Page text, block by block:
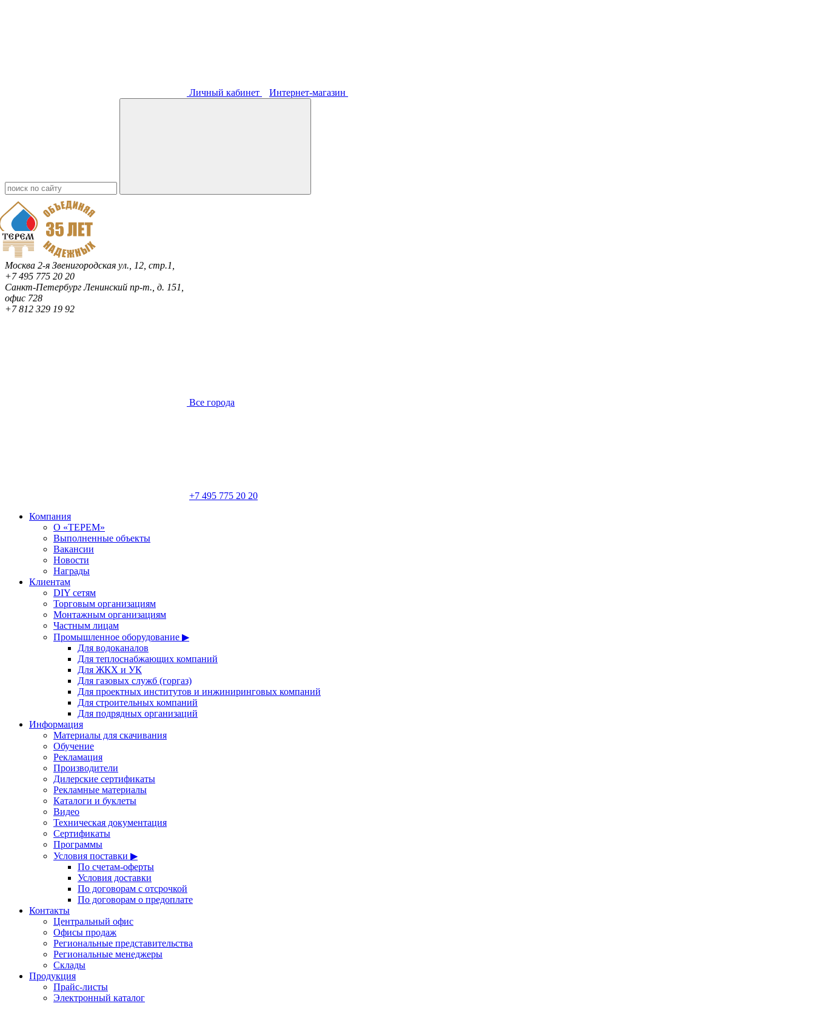
Личный кабинет Интернет-магазин
Москва 2-я Звенигородская ул., 12, стр.1,
+7 495 775 20 20
Санкт-ПетербургЛенинский пр-т., д. 151,
офис 728
+7 812 329 19 92
Все города
+7 495 775 20 20
Компания
О «ТЕРЕМ»
Выполненные объекты
Вакансии
Новости
Награды
Клиентам
DIY сетям
Торговым организациям
Монтажным организациям
Частным лицам
Промышленное оборудование ▶
Для водоканалов
Для теплоснабжающих компаний
Для ЖКХ и УК
Для газовых служб (горгаз)
Для проектных институтов и инжиниринговых компаний
Для строительных компаний
Для подрядных организаций
Информация
Материалы для скачивания
Обучение
Рекламация
Производители
Дилерские сертификаты
Рекламные материалы
Каталоги и буклеты
Видео
Техническая документация
Сертификаты
Программы
Условия поставки ▶
По счетам-оферты
Условия доставки
По договорам с отсрочкой
По договорам о предоплате
Контакты
Центральный офис
Офисы продаж
Региональные представительства
Региональные менеджеры
Склады
Продукция
Прайс-листы
Электронный каталог